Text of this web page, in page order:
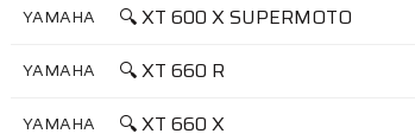
YAMAHA 🔍 XT 600 X SUPERMOTO
YAMAHA 🔍 XT 660 R
YAMAHA 🔍 XT 660 X